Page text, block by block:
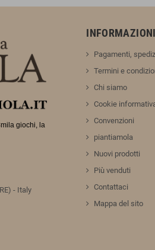
giochi, la
- Italy
Pagamenti,
Termini e
Chi siamo
Cookie
Convenzioni
piantiamola
Nuovi prodotti
Più venduti
Contattaci
Mappa del sito